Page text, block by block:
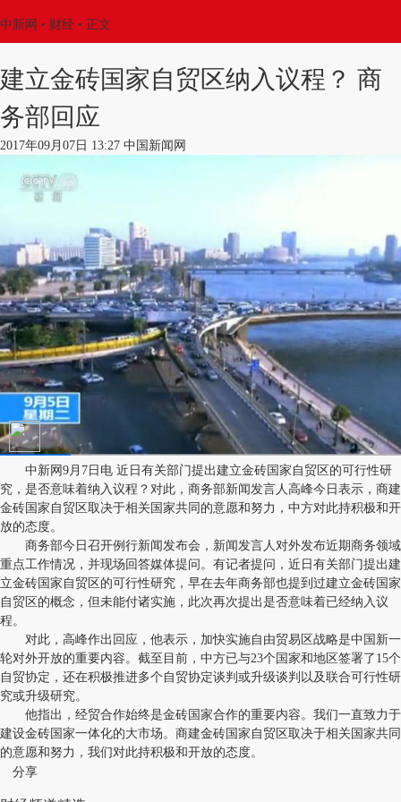
中新网 • 财经 • 正文
建立金砖国家自贸区纳入议程？ 商
务部回应
2017年09月07日 13:27 中国新闻网
中新网9月7日电 近日有关部门提出建立金砖国家自贸区的可行性研
究，是否意味着纳入议程？对此，商务部新闻发言人高峰今日表示，商建
金砖国家自贸区取决于相关国家共同的意愿和努力，中方对此持积极和开
放的态度。
商务部今日召开例行新闻发布会，新闻发言人对外发布近期商务领域
重点工作情况，并现场回答媒体提问。有记者提问，近日有关部门提出建
立金砖国家自贸区的可行性研究，早在去年商务部也提到过建立金砖国家
自贸区的概念，但未能付诸实施，此次再次提出是否意味着已经纳入议
程。
对此，高峰作出回应，他表示，加快实施自由贸易区战略是中国新一
轮对外开放的重要内容。截至目前，中方已与23个国家和地区签署了15个
自贸协定，还在积极推进多个自贸协定谈判或升级谈判以及联合可行性研
究或升级研究。
他指出，经贸合作始终是金砖国家合作的重要内容。我们一直致力于
建设金砖国家一体化的大市场。商建金砖国家自贸区取决于相关国家共同
的意愿和努力，我们对此持积极和开放的态度。
分享